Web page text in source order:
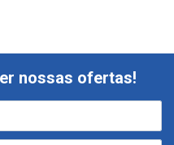
nossas ofertas!